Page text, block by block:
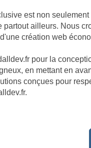
est non
partout ailleurs. Nous
création web
pour la
en mettant en
conçues pour